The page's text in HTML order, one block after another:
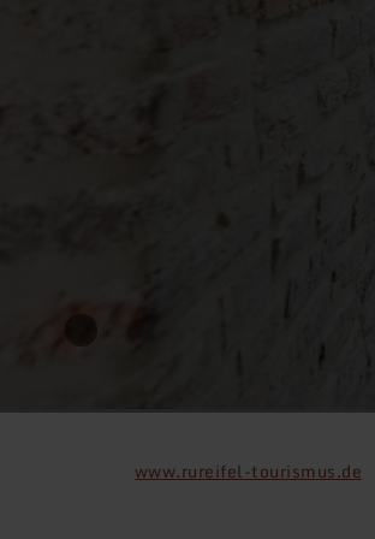
www.rureifel-tourismus.de